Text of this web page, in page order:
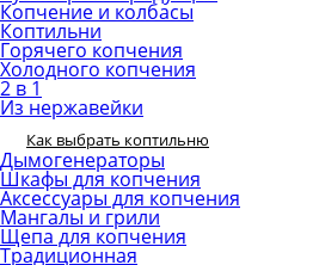
Копчение и колбасы
Коптильни
Горячего копчения
Холодного копчения
2 в 1
Из нержавейки
Как выбрать коптильню
Дымогенераторы
Шкафы для копчения
Аксессуары для копчения
Мангалы и грили
Щепа для копчения
Традиционная